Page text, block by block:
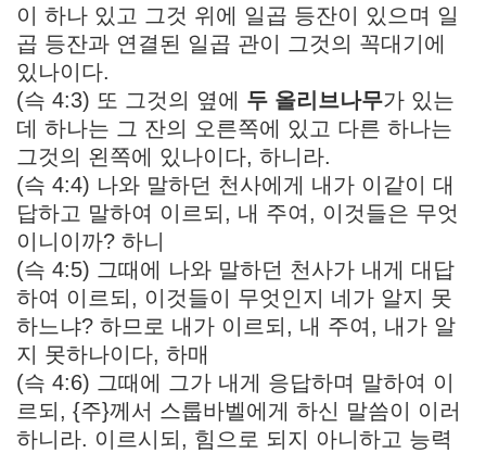
이 하나 있고 그것 위에 일곱 등잔이 있으며 일
곱 등잔과 연결된 일곱 관이 그것의 꼭대기에
있나이다.
(슥 4:3) 또 그것의 옆에 두 올리브나무가 있는
데 하나는 그 잔의 오른쪽에 있고 다른 하나는
그것의 왼쪽에 있나이다, 하니라.
(슥 4:4) 나와 말하던 천사에게 내가 이같이 대
답하고 말하여 이르되, 내 주여, 이것들은 무엇
이니이까? 하니
(슥 4:5) 그때에 나와 말하던 천사가 내게 대답
하여 이르되, 이것들이 무엇인지 네가 알지 못
하느냐? 하므로 내가 이르되, 내 주여, 내가 알
지 못하나이다, 하매
(슥 4:6) 그때에 그가 내게 응답하며 말하여 이
르되, {주}께서 스룹바벨에게 하신 말씀이 이러
하니라. 이르시되, 힘으로 되지 아니하고 능력